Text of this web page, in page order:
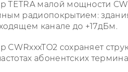
TETRA малой мощности
радиопокрытием:
канале до +17дБм.
CWRxxxTO2 сохраняет
абонентских